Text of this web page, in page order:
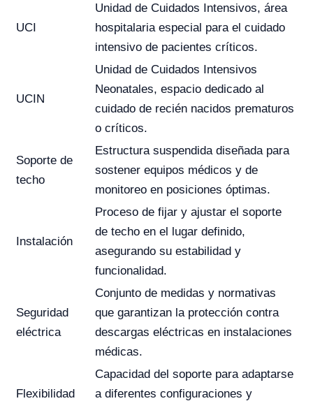
UCI
Unidad de Cuidados Intensivos, área
hospitalaria especial para el cuidado
intensivo de pacientes críticos.
UCIN
Unidad de Cuidados Intensivos
Neonatales, espacio dedicado al
cuidado de recién nacidos prematuros
o críticos.
Soporte de
techo
Estructura suspendida diseñada para
sostener equipos médicos y de
monitoreo en posiciones óptimas.
Instalación
Proceso de fijar y ajustar el soporte
de techo en el lugar definido,
asegurando su estabilidad y
funcionalidad.
Seguridad
eléctrica
Conjunto de medidas y normativas
que garantizan la protección contra
descargas eléctricas en instalaciones
médicas.
Flexibilidad
Capacidad del soporte para adaptarse
a diferentes configuraciones y